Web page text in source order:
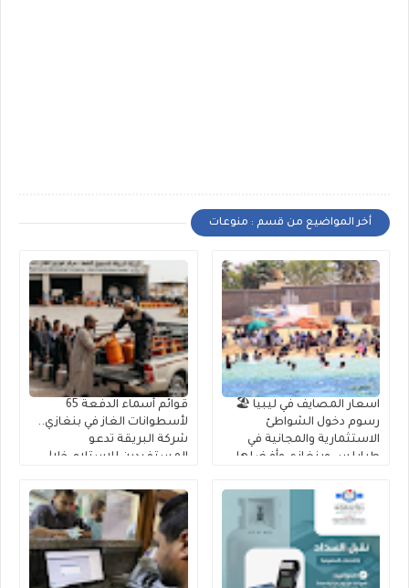
أخر المواضيع من قسم : منوعات
اسعار المصايف في ليبيا 🏖️
رسوم دخول الشواطئ
الاستثمارية والمجانية في
طرابلس وبنغازي وأفضلها
قوائم أسماء الدفعة 65
لأسطوانات الغاز في بنغازي..
شركة البريقة تدعو
المستفيدين للاستلام خلال